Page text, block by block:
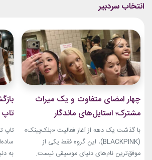
چهار امضای متفاوت و یک میراث
مشترک؛ استایل‌های ماندگار
بلک‌پینک که تاریخ مد کی‌پاپ را
ساختند
با گذشت یک دهه از آغاز فعالیت «بلک‌پینک»
(BLACKPINK)، این گروه فقط یکی از
موفق‌ترین نام‌های دنیای موسیقی نیست.